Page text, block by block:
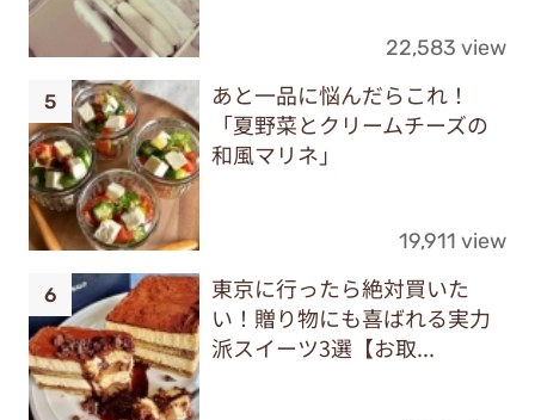
22,583 view
あと一品に悩んだらこれ！
「夏野菜とクリームチーズの
和風マリネ」
19,911 view
東京に行ったら絶対買いた
い！贈り物にも喜ばれる実力
派スイーツ3選【お取...